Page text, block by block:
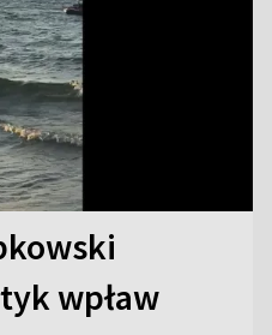
wpław